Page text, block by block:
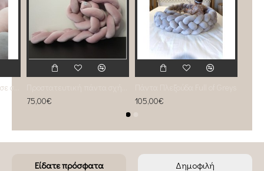
75,00€
105,00€
Είδατε πρόσφατα Δημοφιλή